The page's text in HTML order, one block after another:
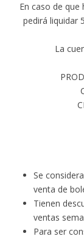
En caso de
pedirá liquidar
La
Se
venta de
Tienen
ventas
Para ser